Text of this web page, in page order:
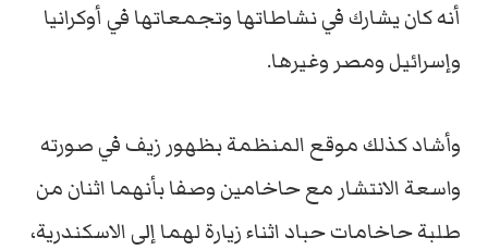
أنه كان يشارك في نشاطاتها وتجمعاتها في أوكرانيا
وإسرائيل ومصر وغيرها.
وأشاد كذلك موقع المنظمة بظهور زيف في صورته
واسعة الانتشار مع حاخامين وصفا بأنهما اثنان من
طلبة حاخامات حباد اثناء زيارة لهما إلى الاسكندرية،